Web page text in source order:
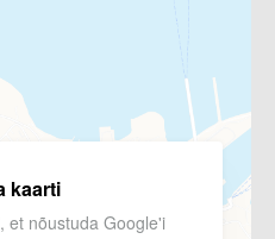
kaarti
et nõustuda Google'i